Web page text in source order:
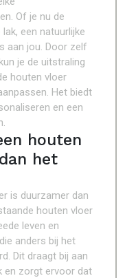
Of je nu de
een natuurlijke
aan jou. Door zelf
je de uitstraling
houten vloer
Het biedt
en een
houten
het
is duurzamer dan
houten vloer
leven en
anders bij het
Dit draagt bij aan
en zorgt ervoor dat